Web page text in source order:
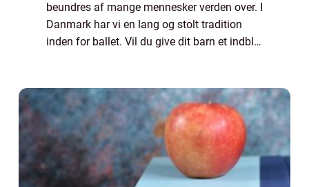
beundres af mange mennesker verden over. I
Danmark har vi en lang og stolt tradition
inden for ballet. Vil du give dit barn et indblik